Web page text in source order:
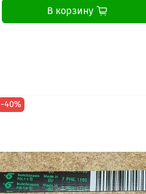
В корзину
-40%